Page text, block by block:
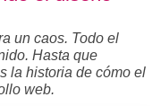
un caos. Todo el
Hasta que
la historia de cómo el
web.